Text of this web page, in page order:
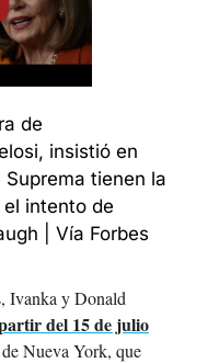
de
insistió en
tienen la
intento de
| Vía Forbes
Ivanka y Donald
del 15 de julio
Nueva York, que